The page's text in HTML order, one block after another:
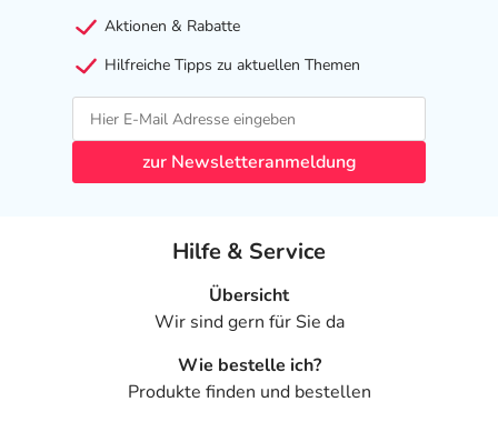
Aktionen & Rabatte
Hilfreiche Tipps zu aktuellen Themen
zur Newsletteranmeldung
Hilfe & Service
Übersicht
Wir sind gern für Sie da
Wie bestelle ich?
Produkte finden und bestellen